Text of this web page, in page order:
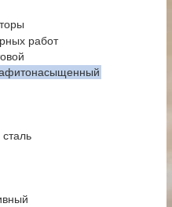
работ